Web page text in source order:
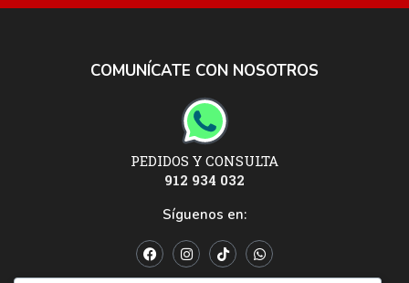
COMUNÍCATE CON NOSOTROS
PEDIDOS Y CONSULTA
912 934 032
Síguenos en: